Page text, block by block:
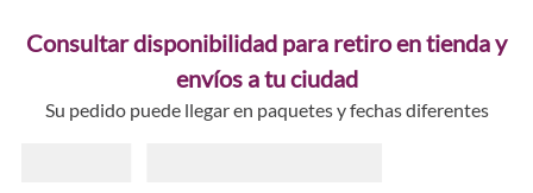
Consultar disponibilidad para retiro en tienda y
envíos a tu ciudad
Su pedido puede llegar en paquetes y fechas diferentes